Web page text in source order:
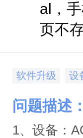
al，
页不
软件升级 设
问题描述：
1、设备：